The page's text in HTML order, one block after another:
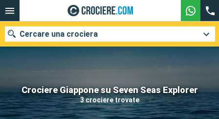
Crociere Giappone su Seven Seas Explorer
3 crociere trovate
Cercare una crociera
Le nostre destinazioni
Mesi di partenza